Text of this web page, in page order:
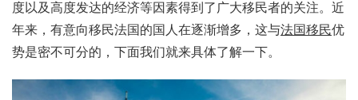
度以及高度发达的经济等因素得到了广大移民者的关注。近
年来，有意向移民法国的国人在逐渐增多，这与法国移民优
势是密不可分的，下面我们就来具体了解一下。